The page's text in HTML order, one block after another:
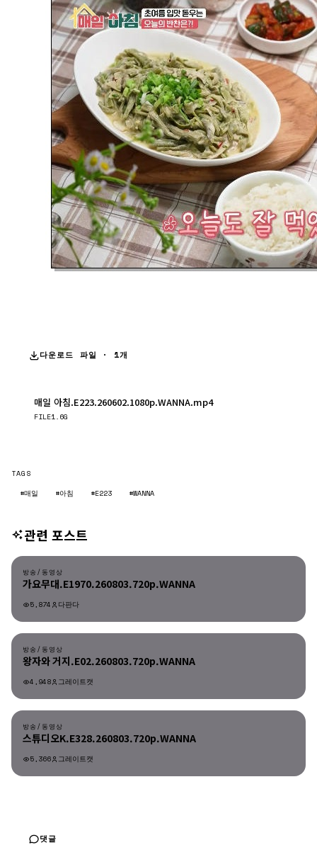
다운로드 파일 · 1개
매일 아침.E223.260602.1080p.WANNA.mp4
FILE1.6G
TAGS
#매일
#아침 #E223 #WANNA
관련 포스트
방송/동영상
방송/동영상
가요무대.E1970.260803.720p.WANNA
5,874 다판다
방송/동영상
방송/동영상
왕자와 거지.E02.260803.720p.WANNA
4,948 그레이트캣
방송/동영상
방송/동영상
스튜디오K.E328.260803.720p.WANNA
5,366 그레이트캣
댓글